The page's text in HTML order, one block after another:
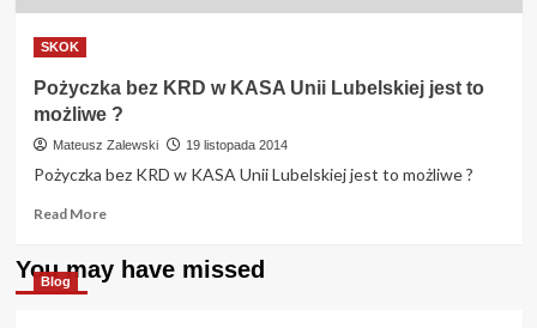
SKOK
Pożyczka bez KRD w KASA Unii Lubelskiej jest to
możliwe ?
Mateusz Zalewski 19 listopada 2014
Pożyczka bez KRD w KASA Unii Lubelskiej jest to możliwe ?
Read MoreRead
about
Pożyczka
You may have missed
Blog